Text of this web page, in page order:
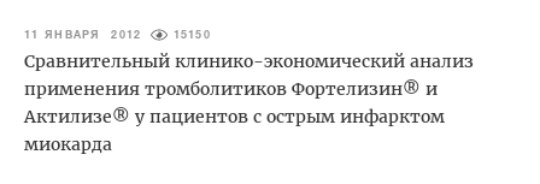
11 ЯНВАРЯ 2012 15150
Сравнительный клинико-экономический анализ
применения тромболитиков Фортелизин® и
Актилизе® у пациентов с острым инфарктом
миокарда